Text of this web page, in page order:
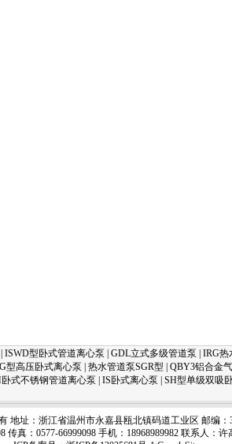
ISWD型卧式管道离心泵 GDL立式多级管道泵 IRG热
型高压卧式离心泵 热水管道泵SGR型 QBY3铝合金
式不锈钢管道离心泵 IS卧式离心泵 SH型单级双吸
地址：浙江省温州市永嘉县瓯北镇码道工业区 邮编：
传真：0577-66999098 手机：18968989982 联系人：许